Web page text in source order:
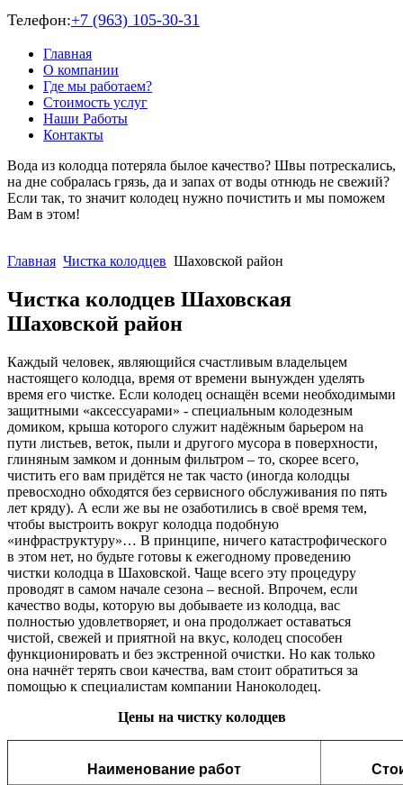
Телефон:+7 (963) 105-30-31
Главная
О компании
Где мы работаем?
Стоимость услуг
Наши Работы
Контакты
Вода из колодца потеряла былое качество? Швы потрескались,
на дне собралась грязь, да и запах от воды отнюдь не свежий?
Если так, то значит колодец нужно почистить и мы поможем
Вам в этом!
Главная Чистка колодцев Шаховской район
Чистка колодцев Шаховская
Шаховской район
Каждый человек, являющийся счастливым владельцем
настоящего колодца, время от времени вынужден уделять
время его чистке. Если колодец оснащён всеми необходимыми
защитными «аксессуарами» - специальным колодезным
домиком, крыша которого служит надёжным барьером на
пути листьев, веток, пыли и другого мусора в поверхности,
глиняным замком и донным фильтром – то, скорее всего,
чистить его вам придётся не так часто (иногда колодцы
превосходно обходятся без сервисного обслуживания по пять
лет кряду). А если же вы не озаботились в своё время тем,
чтобы выстроить вокруг колодца подобную
«инфраструктуру»… В принципе, ничего катастрофического
в этом нет, но будьте готовы к ежегодному проведению
чистки колодца в Шаховской. Чаще всего эту процедуру
проводят в самом начале сезона – весной. Впрочем, если
качество воды, которую вы добываете из колодца, вас
полностью удовлетворяет, и она продолжает оставаться
чистой, свежей и приятной на вкус, колодец способен
функционировать и без экстренной очистки. Но как только
она начнёт терять свои качества, вам стоит обратиться за
помощью к специалистам компании Наноколодец.
Цены на чистку колодцев
Наименование работ